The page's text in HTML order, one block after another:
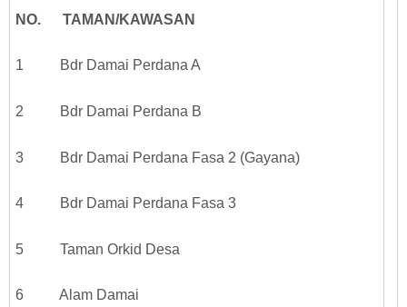
NO. TAMAN/KAWASAN
1 Bdr Damai Perdana A
2 Bdr Damai Perdana B
3 Bdr Damai Perdana Fasa 2 (Gayana)
4 Bdr Damai Perdana Fasa 3
5 Taman Orkid Desa
6 Alam Damai